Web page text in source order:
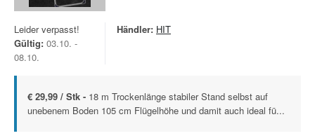
Leider verpasst!
Gültig: 03.10. -
08.10.
Händler: HIT
€ 29,99 / Stk - 18 m Trockenlänge stabiler Stand selbst auf
unebenem Boden 105 cm Flügelhöhe und damit auch ideal fü...